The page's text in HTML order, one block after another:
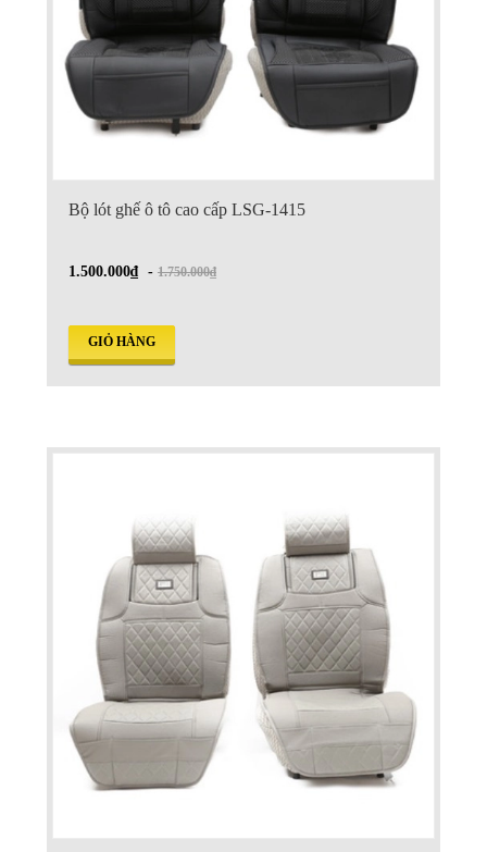
Bộ lót ghế ô tô cao cấp LSG-1415
1.500.000₫ - 1.750.000₫
GIỎ HÀNG